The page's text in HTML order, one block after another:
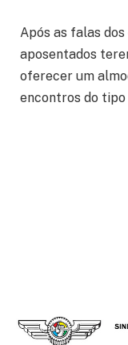
Após as falas dos
aposentados
oferecer um
encontros do tipo